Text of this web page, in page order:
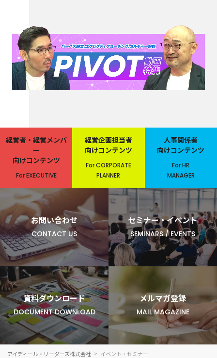
経営者・経営メンバ
ー
向けコンテンツ
For EXECUTIVE
経営企画担当者
向けコンテンツ
For CORPORATE
PLANNER
人事関係者
向けコンテンツ
For HR
MANAGER
お問い合わせ
CONTACT US
セミナー・イベント
SEMINARS / EVENTS
資料ダウンロード
DOCUMENT DOWNLOAD
メルマガ登録
MAIL MAGAZINE
アイディール・リーダーズ株式会社 イベント・セミナー